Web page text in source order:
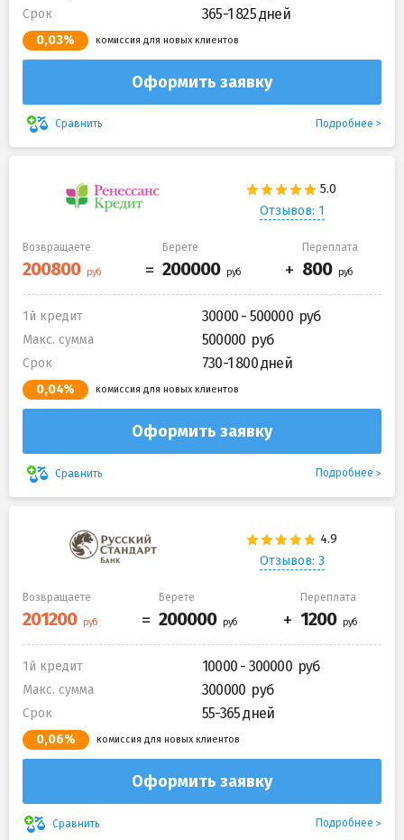
Срок 365-1 825 дней
0,03% комиссия для новых клиентов
Оформить заявку
Сравнить Подробнее
Отзывов: 1
Возвращаете Берете Переплата
1й кредит 30000 - 500000
Макс. сумма 500000
Срок 730-1 800 дней
0,04% комиссия для новых клиентов
Оформить заявку
Сравнить Подробнее
Отзывов: 3
Возвращаете Берете Переплата
1й кредит 10000 - 300000
Макс. сумма 300000
Срок 55-365 дней
0,06% комиссия для новых клиентов
Оформить заявку
Сравнить Подробнее